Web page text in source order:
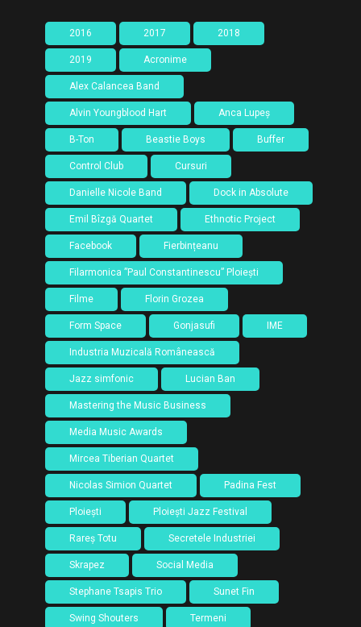
2016 2017 2018
2019 Acronime
Alex Calancea Band
Alvin Youngblood Hart Anca Lupeș
B-Ton Beastie Boys Buffer
Control Club Cursuri
Danielle Nicole Band Dock in Absolute
Emil Bîzgă Quartet Ethnotic Project
Facebook Fierbințeanu
Filarmonica ”Paul Constantinescu” Ploiești
Filme Florin Grozea
Form Space Gonjasufi IME
Industria Muzicală Românească
Jazz simfonic Lucian Ban
Mastering the Music Business
Media Music Awards
Mircea Tiberian Quartet
Nicolas Simion Quartet Padina Fest
Ploiești Ploiești Jazz Festival
Rareș Totu Secretele Industriei
Skrapez Social Media
Stephane Tsapis Trio Sunet Fin
Swing Shouters Termeni